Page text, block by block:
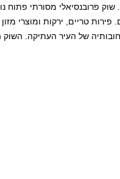
טריים, ירקות ומוצרי